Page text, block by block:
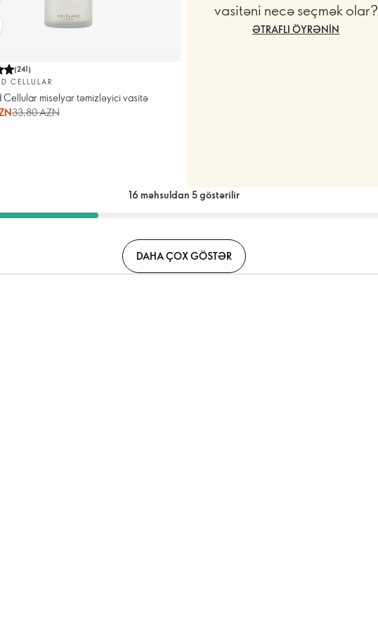
(241)
CELLULAR
Cellular miselyar təmizləyici vasitə
33,80 AZN
vasitəni necə seçmək olar?
ƏTRAFLI ÖYRƏNIN
16 məhsuldan 5 göstərilir
DAHA ÇOX GÖSTƏR